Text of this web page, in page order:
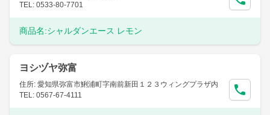
TEL: 0533-80-7701
商品名:シャルダンエース レモン
ヨシヅヤ弥富
住所: 愛知県弥富市鯏浦町字南前新田１２３ウィングプラザ内
TEL: 0567-67-4111